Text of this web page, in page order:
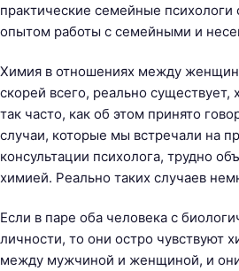
практические семейные
опытом работы с семейными и
Химия в отношениях между
скорей всего, реально существует,
так часто, как об этом принято
случаи, которые мы встречали на
консультации психолога, трудно
химией. Реально таких случаев
Если в паре оба человека с
личности, то они остро чувствуют
между мужчиной и женщиной, и